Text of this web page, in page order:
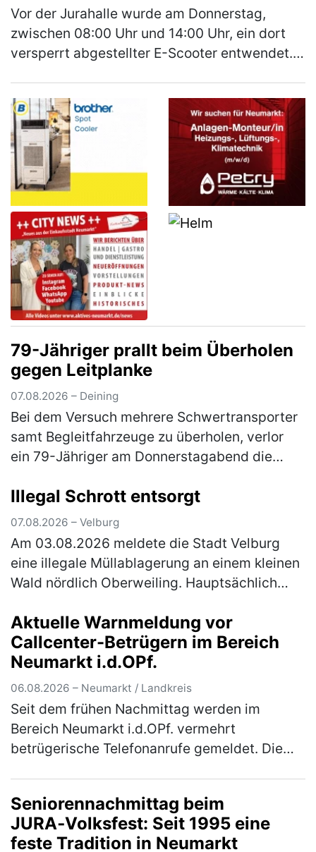
Vor der Jurahalle wurde am Donnerstag,
zwischen 08:00 Uhr und 14:00 Uhr, ein dort
versperrt abgestellter E-Scooter entwendet.
79-Jähriger prallt beim Überholen
gegen Leitplanke
07.08.2026 – Deining
Bei dem Versuch mehrere Schwertransporter
samt Begleitfahrzeuge zu überholen, verlor
ein 79-Jähriger am Donnerstagabend die
der Staatsstraße 2660 von Neumar…
Illegal Schrott entsorgt
07.08.2026 – Velburg
Am 03.08.2026 meldete die Stadt Velburg
eine illegale Müllablagerung an einem kleinen
Wald nördlich Oberweiling. Hauptsächlich
Kinderwägen und ausgeschlac…(mehr)
Aktuelle Warnmeldung vor
Callcenter-Betrügern im Bereich
Neumarkt i.d.OPf.
06.08.2026 – Neumarkt / Landkreis
Seit dem frühen Nachmittag werden im
Bereich Neumarkt i.d.OPf. vermehrt
betrügerische Telefonanrufe gemeldet. Die
Bereich Neum…(mehr)
Seniorennachmittag beim
JURA‑Volksfest: Seit 1995 eine
feste Tradition in Neumarkt